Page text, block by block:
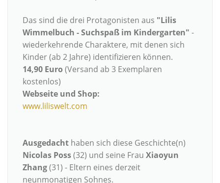
Das sind die drei Protagonisten aus "Lilis
Wimmelbuch - Suchspaß im Kindergarten" -
wiederkehrende Charaktere, mit denen sich
Kinder (ab 2 Jahre) identifizieren können.
14,90 Euro (Versand ab 3 Exemplaren
kostenlos)
Webseite und Shop:
www.liliswelt.com
Ausgedacht haben sich diese Geschichte(n)
Nicolas Poss(32) und seine Frau Xiaoyun
Zhang(31) - Eltern eines derzeit
neunmonatigen Sohnes.